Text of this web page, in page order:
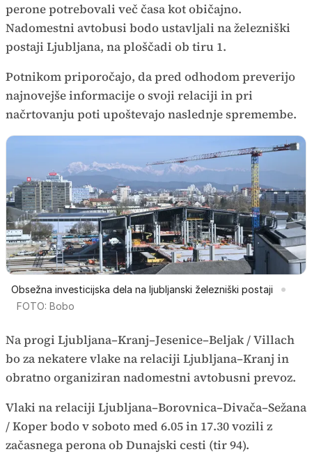
perone potrebovali več časa kot običajno.
Nadomestni avtobusi bodo ustavljali na železniški
postaji Ljubljana, na ploščadi ob tiru 1.
Potnikom priporočajo, da pred odhodom preverijo
najnovejše informacije o svoji relaciji in pri
načrtovanju poti upoštevajo naslednje spremembe.
Obsežna investicijska dela na ljubljanski železniški postaji
FOTO: Bobo
Na progi Ljubljana–Kranj–Jesenice–Beljak / Villach
bo za nekatere vlake na relaciji Ljubljana–Kranj in
obratno organiziran nadomestni avtobusni prevoz.
Vlaki na relaciji Ljubljana–Borovnica–Divača–Sežana
/ Koper bodo v soboto med 6.05 in 17.30 vozili z
začasnega perona ob Dunajski cesti (tir 94).